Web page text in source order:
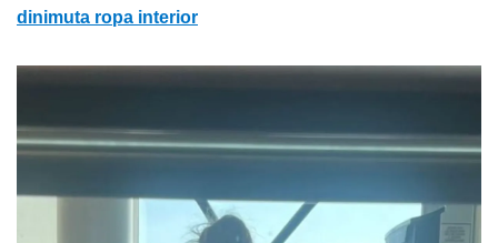
dinimuta ropa interior